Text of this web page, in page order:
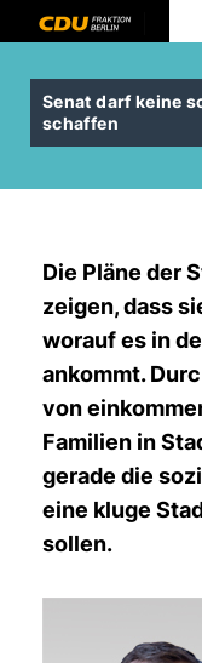
Senat darf keine
schaffen
Die Pläne der
zeigen, dass
worauf es in
ankommt.
von
Familien in
gerade die
eine kluge
sollen.